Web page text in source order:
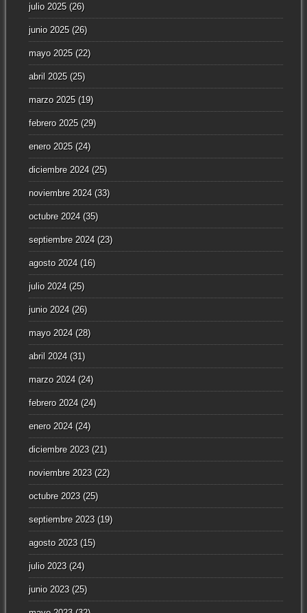
julio 2025(26)
junio 2025(26)
mayo 2025(22)
abril 2025(25)
marzo 2025(19)
febrero 2025(29)
enero 2025(24)
diciembre 2024(25)
noviembre 2024(33)
octubre 2024(35)
septiembre 2024(23)
agosto 2024(16)
julio 2024(25)
junio 2024(26)
mayo 2024(28)
abril 2024(31)
marzo 2024(24)
febrero 2024(24)
enero 2024(24)
diciembre 2023(21)
noviembre 2023(22)
octubre 2023(25)
septiembre 2023(19)
agosto 2023(15)
julio 2023(24)
junio 2023(25)